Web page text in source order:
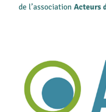
de l’association Acteurs